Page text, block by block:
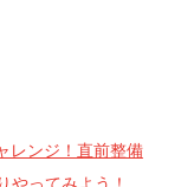
レンジ！直前整備